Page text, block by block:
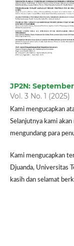
JP2N:
Vol. 3 No. 1 (2025)
Kami mengucapkan
Selanjutnya kami
mengundang para
Kami mengucapkan
Djuanda, Universitas
kasih dan selamat